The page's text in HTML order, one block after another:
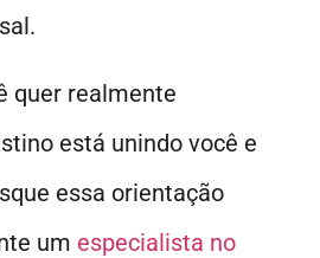
quer realmente
está unindo você e
essa orientação
um especialista no